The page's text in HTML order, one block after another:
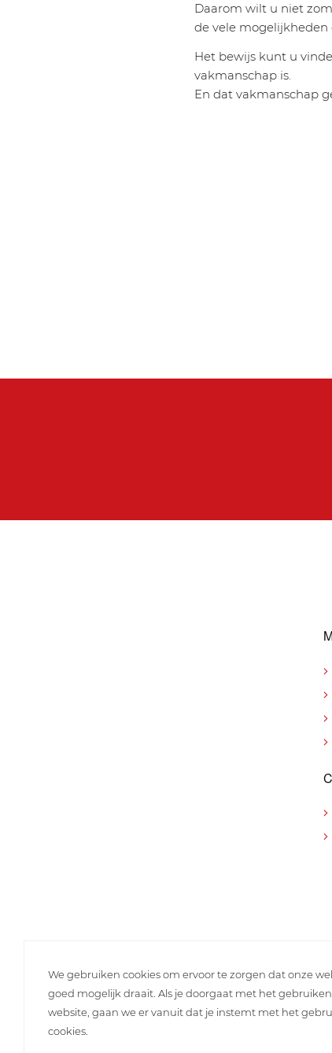
Daarom wilt u niet
de vele
Het bewijs kunt u
vakmanschap is.
En dat vakmanschap
We gebruiken cookies om ervoor te zorgen dat onze
goed mogelijk draait. Als je doorgaat met het
website, gaan we er vanuit dat je instemt met het
cookies.